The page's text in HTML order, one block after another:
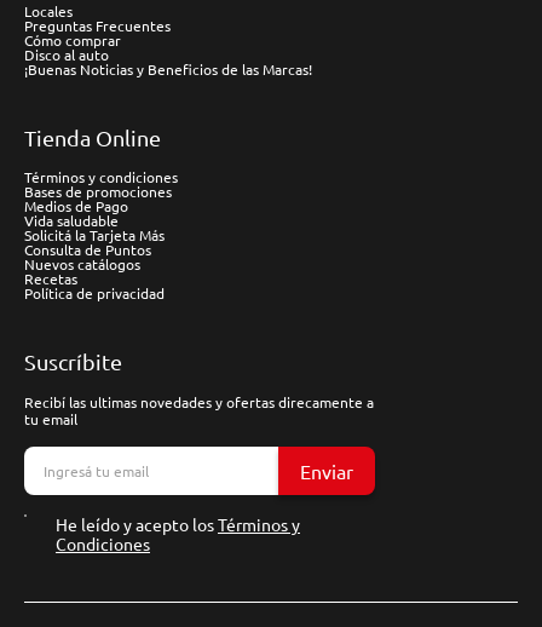
Locales
Preguntas Frecuentes
Cómo comprar
Disco al auto
¡Buenas Noticias y Beneficios de las Marcas!
Tienda Online
Términos y condiciones
Bases de promociones
Medios de Pago
Vida saludable
Solicitá la Tarjeta Más
Consulta de Puntos
Nuevos catálogos
Recetas
Política de privacidad
Suscríbite
Recibí las ultimas novedades y ofertas direcamente a
tu email
Enviar
He leído y acepto losTérminos y
Condiciones